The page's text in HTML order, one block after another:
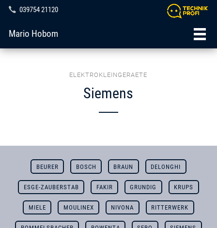
039754 21120
Mario Hobom
ELEKTROKLEINGERAETE
Siemens
BEURER BOSCH BRAUN DELONGHI
ESGE-ZAUBERSTAB FAKIR GRUNDIG KRUPS
MIELE MOULINEX NIVONA RITTERWERK